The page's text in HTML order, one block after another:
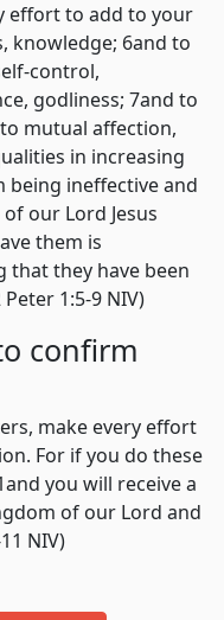
effort to add to your
knowledge; 6and to
control,
godliness; 7and to
mutual affection,
in increasing
being ineffective and
our Lord Jesus
them is
they have been
1:5-9 NIV)
confirm
make every effort
For if you do these
you will receive a
of our Lord and
NIV)